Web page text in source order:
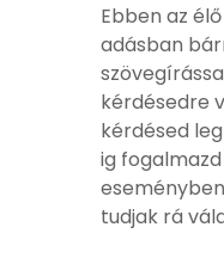
Ebben az
adásban
kérdésedre
kérdésed
ig
tudjak rá